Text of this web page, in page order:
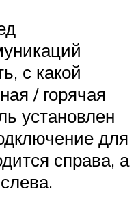
с какой
/ горячая
установлен
для
справа, а